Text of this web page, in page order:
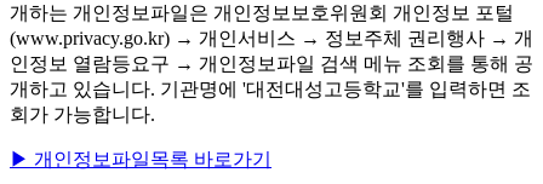
개하는 개인정보파일은 개인정보보호위원회 개인정보 포털
(www.privacy.go.kr) → 개인서비스 → 정보주체 권리행사 → 개
인정보 열람등요구 → 개인정보파일 검색 메뉴 조회를 통해 공
개하고 있습니다. 기관명에 '대전대성고등학교'를 입력하면 조
회가 가능합니다.
▶ 개인정보파일목록 바로가기